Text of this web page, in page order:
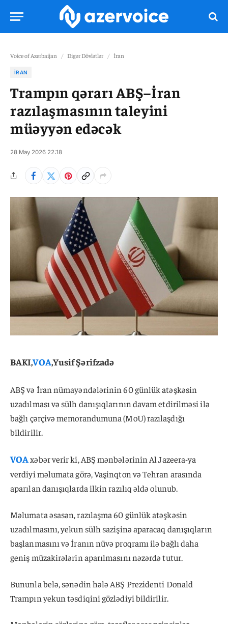
Voice of Azerbaijan / Digər Dövlətlər / İran
İRAN
Trampın qərarı ABŞ–İran
razılaşmasının taleyini
müəyyən edəcək
28 May 2026 22:18
BAKI,VOA,Yusif Şərifzadə
ABŞ və İran nümayəndələrinin 60 günlük atəşkəsin
uzadılması və sülh danışıqlarının davam etdirilməsi ilə
bağlı çərçivə memorandumuna (MoU) razılaşdığı
bildirilir.
VOAxəbər verir ki, ABŞ mənbələrinin Al Jazeera-ya
verdiyi məlumata görə, Vaşinqton və Tehran arasında
aparılan danışıqlarda ilkin razılıq əldə olunub.
Məlumata əsasən, razılaşma 60 günlük atəşkəsin
uzadılmasını, yekun sülh sazişinə aparacaq danışıqların
başlanmasını və İranın nüvə proqramı ilə bağlı daha
geniş müzakirələrin aparılmasını nəzərdə tutur.
Bununla belə, sənədin hələ ABŞ Prezidenti Donald
Trampın yekun təsdiqini gözlədiyi bildirilir.